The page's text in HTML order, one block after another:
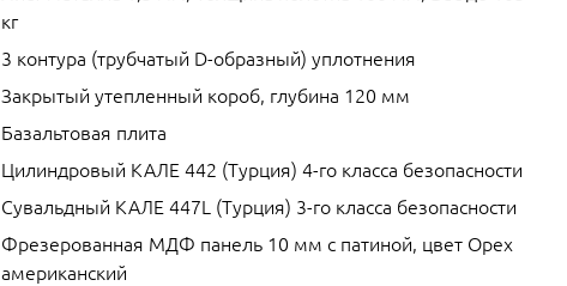
кг
3 контура (трубчатый D-образный) уплотнения
Закрытый утепленный короб, глубина 120 мм
Базальтовая плита
Цилиндровый КАЛЕ 442 (Турция) 4-го класса безопасности
Сувальдный КАЛЕ 447L (Турция) 3-го класса безопасности
Фрезерованная МДФ панель 10 мм с патиной, цвет Орех
американский